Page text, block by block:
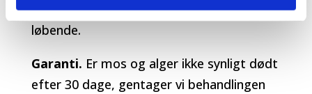
Vissen mos kan med fordel fjernes
løbende.
Garanti. Er mos og alger ikke synligt dødt
efter 30 dage, gentager vi behandlingen